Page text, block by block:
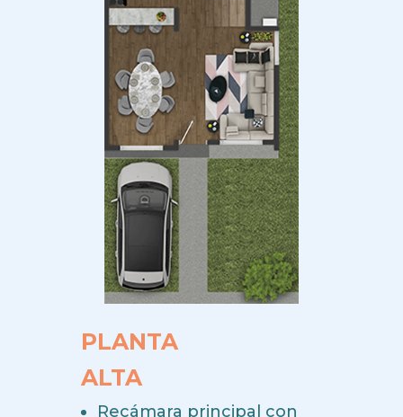
PLANTA
ALTA
Recámara principal con